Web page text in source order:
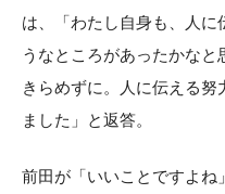
は、「わたし自身も、人に
うなところがあったかな
きらめずに。人に伝える努
ました」と返答。
前田が「いいことですよね